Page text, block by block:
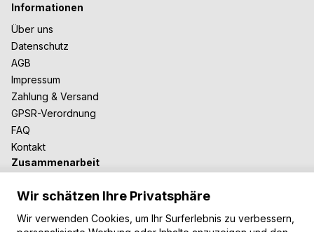
Informationen
Über uns
Datenschutz
AGB
Impressum
Zahlung & Versand
GPSR-Verordnung
FAQ
Kontakt
Zusammenarbeit
B2B-Zusammenarbeit
Unsere Teppiche
Wir schätzen Ihre Privatsphäre
Wir verwenden Cookies, um Ihr Surferlebnis zu verbessern,